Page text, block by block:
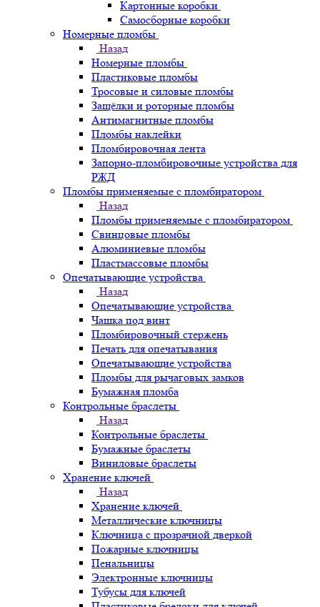
Картонные коробки
Самосборные коробки
Номерные пломбы
Назад
Номерные пломбы
Пластиковые пломбы
Тросовые и силовые пломбы
Защёлки и роторные пломбы
Антимагнитные пломбы
Пломбы наклейки
Пломбировочная лента
Запорно-пломбировочные устройства для
РЖД
Пломбы применяемые с пломбиратором
Назад
Пломбы применяемые с пломбиратором
Свинцовые пломбы
Алюминиевые пломбы
Пластмассовые пломбы
Опечатывающие устройства
Назад
Опечатывающие устройства
Чашка под винт
Пломбировочный стержень
Печать для опечатывания
Опечатывающие устройства
Пломбы для рычаговых замков
Бумажная пломба
Контрольные браслеты
Назад
Контрольные браслеты
Бумажные браслеты
Виниловые браслеты
Хранение ключей
Назад
Хранение ключей
Металлические ключницы
Ключница с прозрачной дверкой
Пожарные ключницы
Пенальницы
Электронные ключницы
Тубусы для ключей